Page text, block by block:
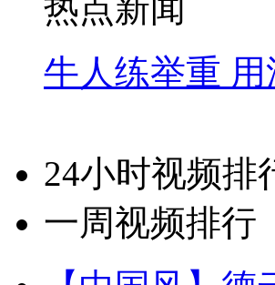
热点新闻
牛人练举重
24小时视频排
一周视频排行